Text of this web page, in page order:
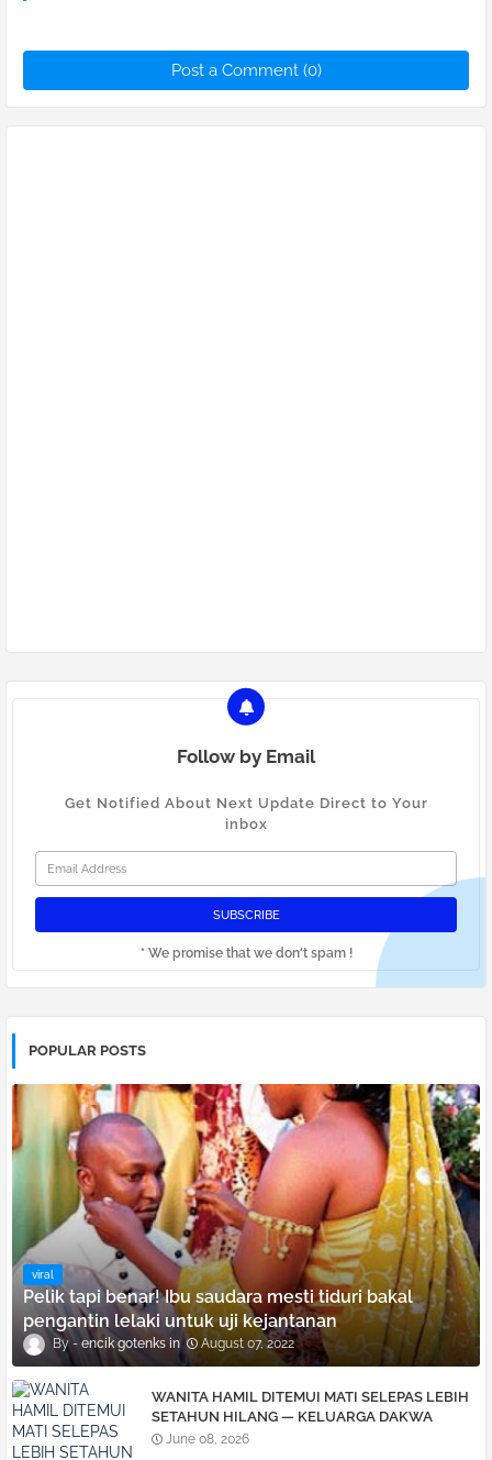
Post a Comment (0)
Follow by Email
Get Notified About Next Update Direct to Your
inbox
* We promise that we don't spam !
POPULAR POSTS
viral
Pelik tapi benar! Ibu saudara mesti tiduri bakal
pengantin lelaki untuk uji kejantanan
encik gotenks August 07, 2022
WANITA HAMIL DITEMUI MATI SELEPAS LEBIH
SETAHUN HILANG — KELUARGA DAKWA
ADUAN TIDAK DILAYAN, TUNTUT SIASATAN
June 08, 2026